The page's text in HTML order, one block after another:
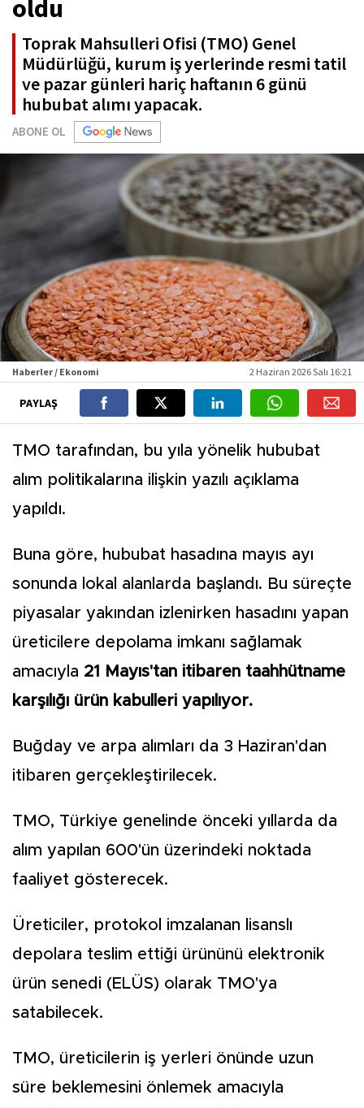
oldu
Toprak Mahsulleri Ofisi (TMO) Genel
Müdürlüğü, kurum iş yerlerinde resmi tatil
ve pazar günleri hariç haftanın 6 günü
hububat alımı yapacak.
ABONE OL
Haberler / Ekonomi 2 Haziran 2026 Salı 16:21
PAYLAŞ
TMO tarafından, bu yıla yönelik hububat
alım politikalarına ilişkin yazılı açıklama
yapıldı.
Buna göre, hububat hasadına mayıs ayı
sonunda lokal alanlarda başlandı. Bu süreçte
piyasalar yakından izlenirken hasadını yapan
üreticilere depolama imkanı sağlamak
amacıyla 21 Mayıs'tan itibaren taahhütname
karşılığı ürün kabulleri yapılıyor.
Buğday ve arpa alımları da 3 Haziran'dan
itibaren gerçekleştirilecek.
TMO, Türkiye genelinde önceki yıllarda da
alım yapılan 600'ün üzerindeki noktada
faaliyet gösterecek.
Üreticiler, protokol imzalanan lisanslı
depolara teslim ettiği ürününü elektronik
ürün senedi (ELÜS) olarak TMO'ya
satabilecek.
TMO, üreticilerin iş yerleri önünde uzun
süre beklemesini önlemek amacıyla